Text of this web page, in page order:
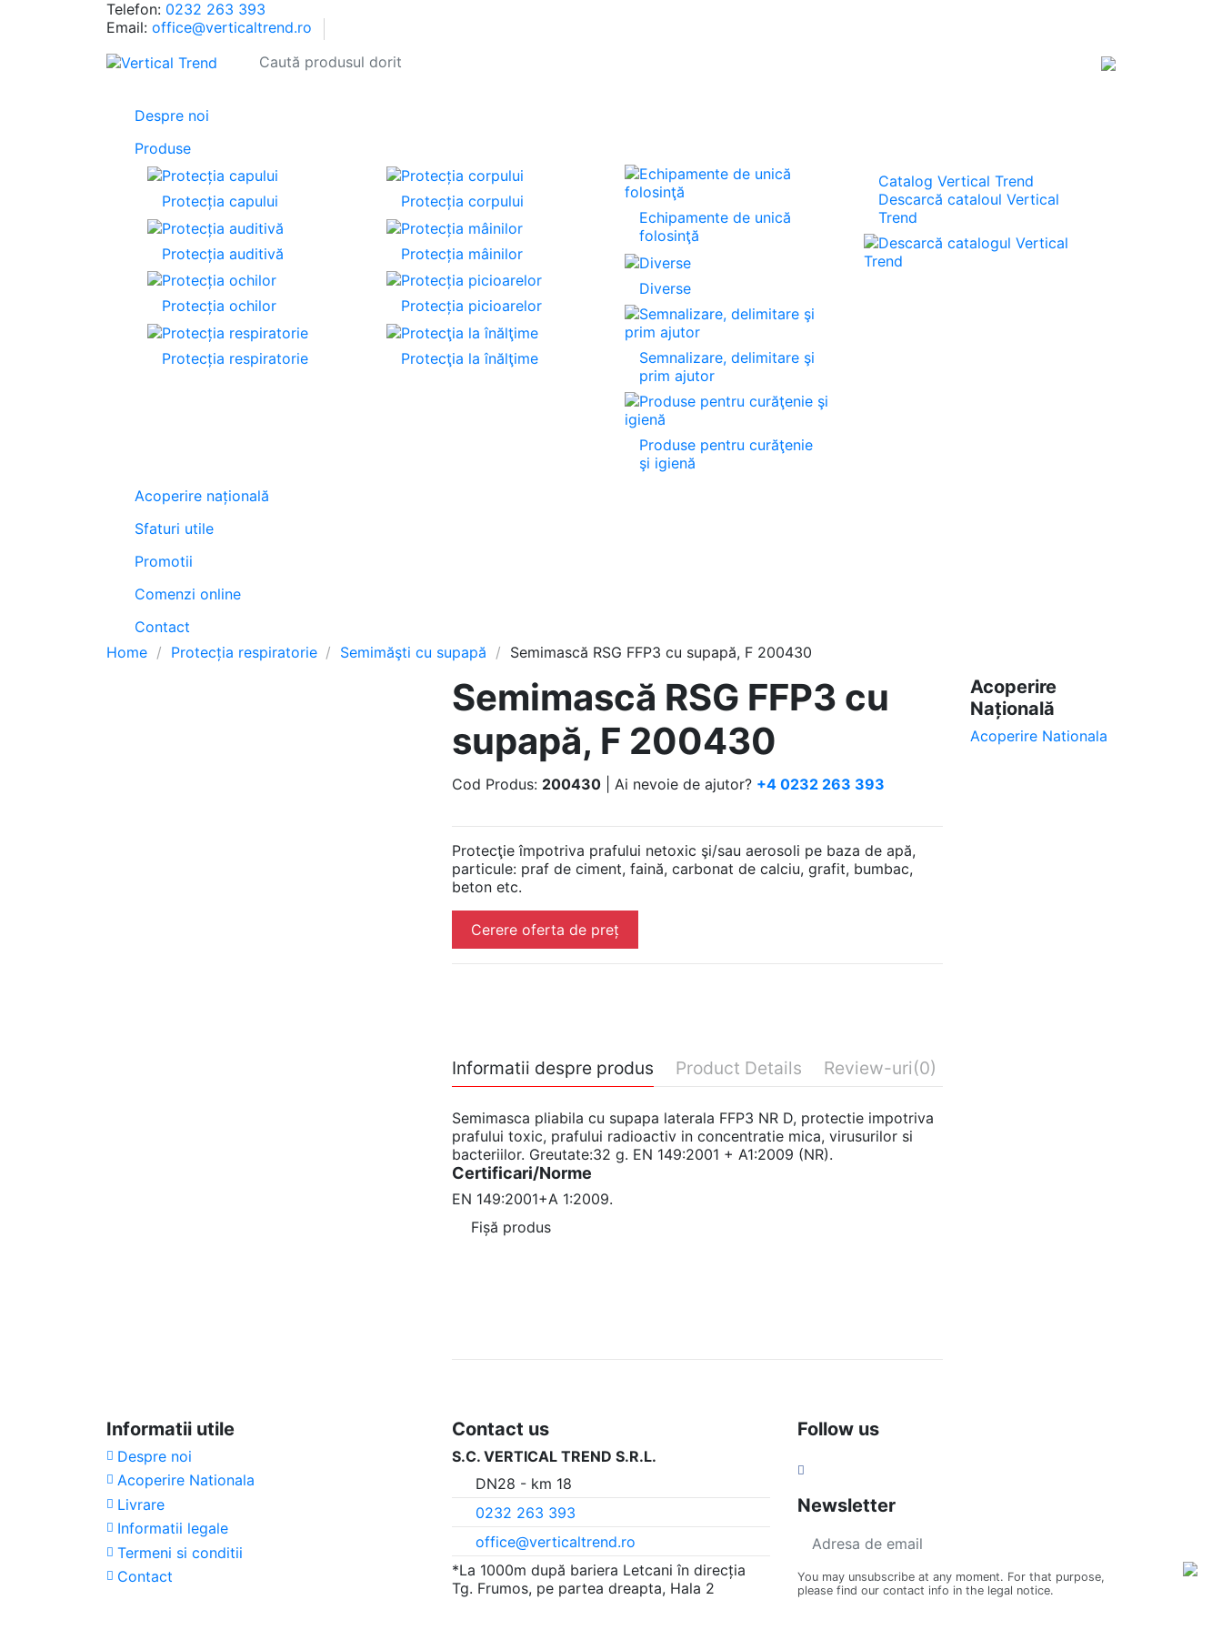
Telefon: 0232 263 393
Email: office@verticaltrend.ro
Despre noi
Produse
Protecția capului
Protecția auditivă
Protecția ochilor
Protecția respiratorie
Protecția corpului
Protecția mâinilor
Protecția picioarelor
Protecţia la înălţime
Echipamente de unică
folosinţă
Diverse
Semnalizare, delimitare şi
prim ajutor
Produse pentru curăţenie
şi igienă
Catalog Vertical Trend
Descarcă cataloul Vertical
Trend
Acoperire națională
Sfaturi utile
Promotii
Comenzi online
Contact
Home
Protecția respiratorie Semimăşti cu supapă Semimască RSG FFP3 cu supapă, F 200430
Semimască RSG FFP3 cu
supapă, F 200430
Cod Produs: 200430 | Ai nevoie de ajutor? +4 0232 263 393
Protecţie împotriva prafului netoxic şi/sau aerosoli pe baza de apă,
particule: praf de ciment, faină, carbonat de calciu, grafit, bumbac,
beton etc.
Cerere oferta de preț
Informatii despre produs Product Details Review-uri(0)
Semimasca pliabila cu supapa laterala FFP3 NR D, protectie impotriva
prafului toxic, prafului radioactiv in concentratie mica, virusurilor si
bacteriilor. Greutate:32 g. EN 149:2001 + A1:2009 (NR).
Certificari/Norme
EN 149:2001+A 1:2009.
Fișă produs
Acoperire
Națională
Acoperire Nationala
Informatii utile
Despre noi
Acoperire Nationala
Livrare
Informatii legale
Termeni si conditii
Contact
Contact us
S.C. VERTICAL TREND S.R.L.
DN28 - km 18
0232 263 393
office@verticaltrend.ro
*La 1000m după bariera Letcani în direcția
Tg. Frumos, pe partea dreapta, Hala 2
Follow us
Newsletter
You may unsubscribe at any moment. For that purpose,
please find our contact info in the legal notice.